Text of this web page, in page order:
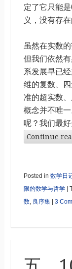
定了它只能
义，没有存在
虽然在实数
但我们依然
系发展早已
维的复数、
准的超实数
概念并不唯
呢？我们最
Continue
Posted in 数学日
限的数学与哲学
数, 良序集 3